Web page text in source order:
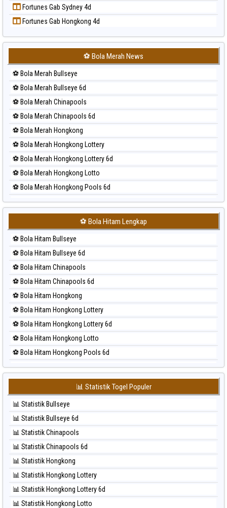
Prediksi Sydney
Prediksi Sydney Lottery
Prediksi Sydney Lottery 6d
Prediksi Sydney Pools 6d
Prediksi Taipei
Prediksi Taiwan
Fortunes Gab Sydney 4d
Fortunes Gab Hongkong 4d
⚽ Bola Merah News
⚽ Bola Merah Bullseye
⚽ Bola Merah Bullseye 6d
⚽ Bola Merah Chinapools
⚽ Bola Merah Chinapools 6d
⚽ Bola Merah Hongkong
⚽ Bola Merah Hongkong Lottery
⚽ Bola Merah Hongkong Lottery 6d
⚽ Bola Merah Hongkong Lotto
⚽ Bola Merah Hongkong Pools 6d
⚽ Bola Merah Japan
⚽ Bola Merah Japan 6d
⚽ Bola Merah Korea
⚽ Bola Merah Kuda Lari
⚽ Bola Merah Magnum Cambodia
⚽ Bola Merah Nagoya
⚽ Bola Merah North Carolina Day
⚽ Bola Merah Pcso
⚽ Bola Merah Sao Paulo
⚽ Bola Merah Singapore
⚽ Bola Merah Sydney
⚽ Bola Merah Sydney Lottery
⚽ Bola Merah Sydney Lottery 6d
⚽ Bola Merah Sydney Lotto
⚽ Bola Merah Sydney Pools 6d
⚽ Bola Merah Taipei
⚽ Bola Merah Taiwan
⚽ Bola Hitam Lengkap
⚽ Bola Hitam Bullseye
⚽ Bola Hitam Bullseye 6d
⚽ Bola Hitam Chinapools
⚽ Bola Hitam Chinapools 6d
⚽ Bola Hitam Hongkong
⚽ Bola Hitam Hongkong Lottery
⚽ Bola Hitam Hongkong Lottery 6d
⚽ Bola Hitam Hongkong Lotto
⚽ Bola Hitam Hongkong Pools 6d
⚽ Bola Hitam Japan
⚽ Bola Hitam Japan 6d
⚽ Bola Hitam Korea
⚽ Bola Hitam Kuda Lari
⚽ Bola Hitam Magnum Cambodia
⚽ Bola Hitam Nagoya
⚽ Bola Hitam North Carolina Day
⚽ Bola Hitam Pcso
⚽ Bola Hitam Sao Paulo
⚽ Bola Hitam Singapore
📊 Statistik Togel Populer
📊 Statistik Bullseye
📊 Statistik Bullseye 6d
📊 Statistik Chinapools
📊 Statistik Chinapools 6d
📊 Statistik Hongkong
📊 Statistik Hongkong Lottery
📊 Statistik Hongkong Lottery 6d
📊 Statistik Hongkong Lotto